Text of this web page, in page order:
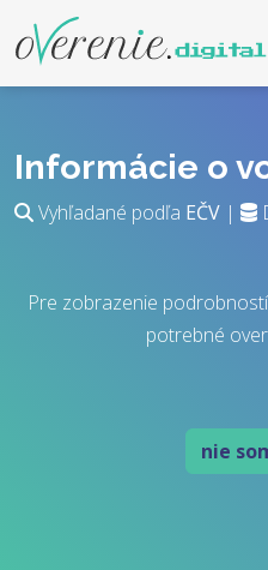
Informácie o
Vyhľadané podľa EČV |
Pre zobrazenie
potrebné
nie